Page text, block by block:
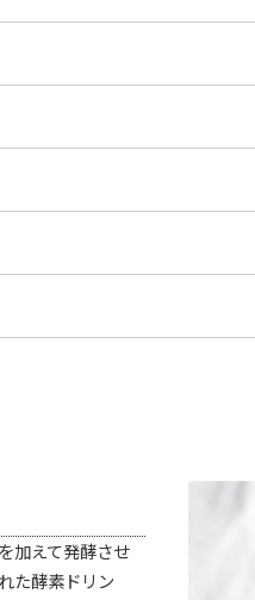
加えて発酵させ
た酵素ドリン